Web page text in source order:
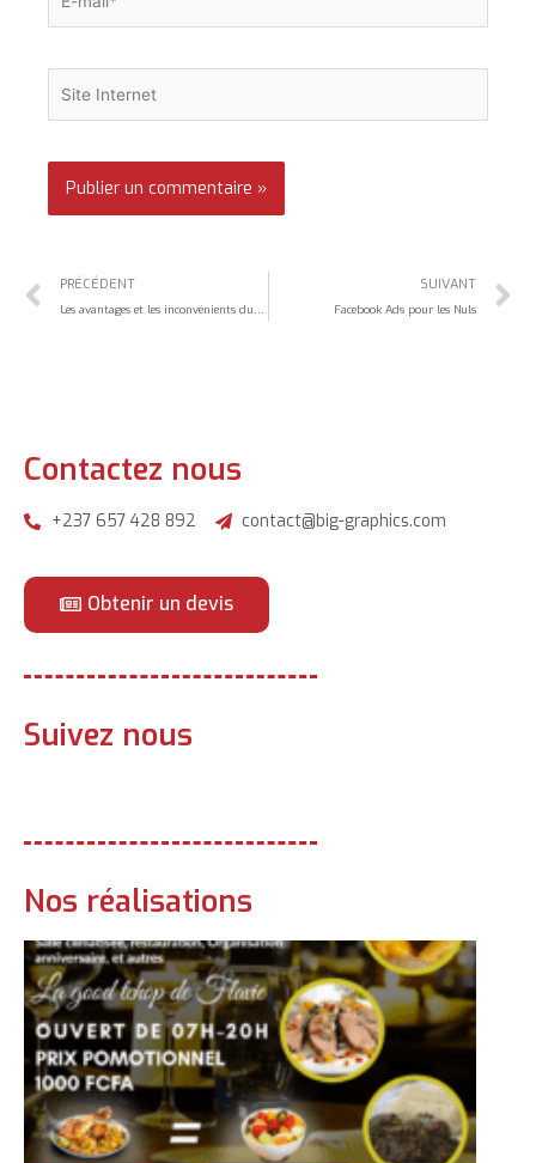
PRÉCÉDENT
Les avantages et les inconvénients du bouton « booster » sur Facebook
SUIVANT
Facebook Ads pour les Nuls
Contactez nous
+237 657 428 892 contact@big-graphics.com
Obtenir un devis
Suivez nous
Nos réalisations